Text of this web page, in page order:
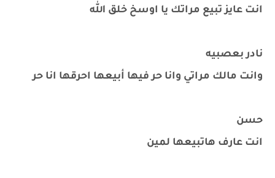
انت عايز تبيع مراتك يا اوسخ خلق الله
نادر بعصبيه
وانت مالك مراتي وانا حر فيها أبيعها احرقها انا حر
حسن
انت عارف هاتبيعها لمين